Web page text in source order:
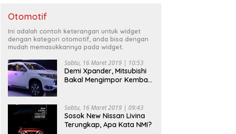
Otomotif
Ini adalah contoh keterangan untuk widget
dengan kategori otomotif, anda bisa dengan
mudah memasukkannya pada widget.
Sabtu, 16 Maret 2019 | 10:53
Demi Xpander, Mitsubishi
Bakal Mengimpor Kembali
Sabtu, 16 Maret 2019 | 09:43
Sosok New Nissan Livina
Terungkap, Apa Kata NMI?